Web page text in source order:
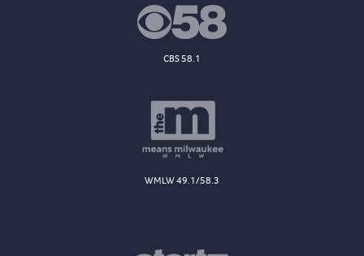
CBS 58.1
WMLW 49.1/58.3